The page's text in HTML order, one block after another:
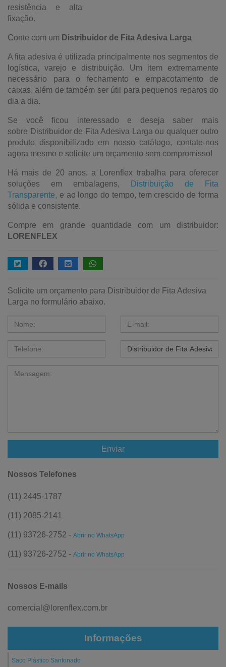
resistência e alta
fixação.
Conte com um Distribuidor de Fita Adesiva Larga
A fita adesiva é utilizada principalmente nos segmentos de
logística, varejo e distribuição. Um item extremamente
necessário para o fechamento e empacotamento de
caixas, além de também ser útil para pequenos reparos do
dia a dia.
Se você ficou interessado e deseja saber mais
sobre Distribuidor de Fita Adesiva Larga ou qualquer outro
produto disponibilizado em nosso catálogo, contate-nos
agora mesmo e solicite um orçamento sem compromisso!
Há mais de 20 anos, a Lorenflex trabalha para oferecer
soluções em embalagens,
Distribuição de Fita
Transparente, e ao longo do tempo, tem crescido de forma
sólida e consistente.
Compre em grande quantidade com um distribuidor:
LORENFLEX
Solicite um orçamento para Distribuidor de Fita Adesiva
Larga no formulário abaixo.
Enviar
Nossos Telefones
(11) 2445-1787
(11) 2085-2141
(11) 93726-2752 - Abrir no WhatsApp
(11) 93726-2752 - Abrir no WhatsApp
Nossos E-mails
comercial@lorenflex.com.br
Informações
Saco Plástico Sanfonado